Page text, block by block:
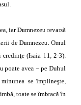
iar Dumnezeu revarsă
de Dumnezeu. Omul
(Isaia 11, 2-3).
poate avea – pe Duhul
se împlineşte,
toate se îmbracă în